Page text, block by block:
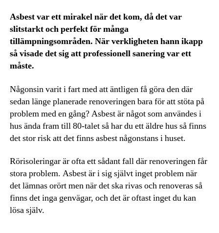
Asbest var ett mirakel när det kom, då det var
slitstarkt och perfekt för många
tillämpningsområden. När verkligheten hann ikapp
så visade det sig att professionell sanering var ett
måste.
Någonsin varit i fart med att äntligen få göra den där
sedan länge planerade renoveringen bara för att stöta på
problem med en gång? Asbest är något som användes i
hus ända fram till 80-talet så har du ett äldre hus så finns
det stor risk att det finns asbest någonstans i huset.
Rörisoleringar är ofta ett sådant fall där renoveringen får
stora problem. Asbest är i sig självt inget problem när
det lämnas orört men när det ska rivas och renoveras så
finns det inga genvägar, och det är oftast inget du kan
lösa själv.